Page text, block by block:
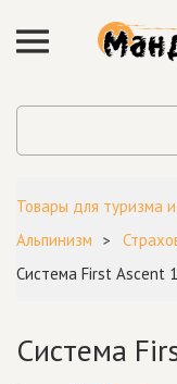
Товары для туризма
Альпинизм
Система First Ascent
Система